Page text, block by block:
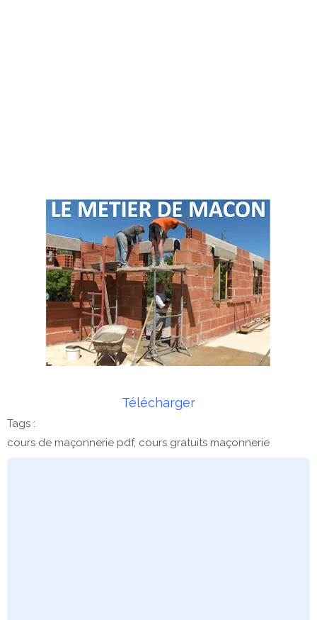
Télécharger
Tags :
cours de maçonnerie pdf, cours gratuits maçonnerie